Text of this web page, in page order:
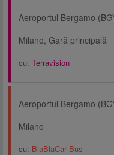
Aeroportul Bergamo
Milano, Gară principală
cu: Terravision
Aeroportul Bergamo
Milano
cu: BlaBlaCar Bus